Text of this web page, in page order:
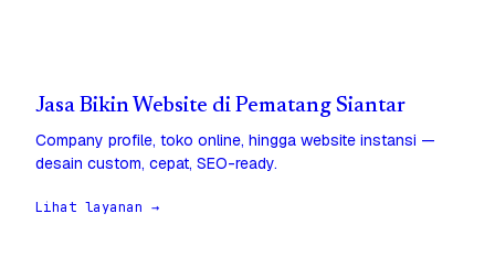
Jasa Bikin Website di Pematang Siantar
Company profile, toko online, hingga website instansi —
desain custom, cepat, SEO-ready.
Lihat layanan →